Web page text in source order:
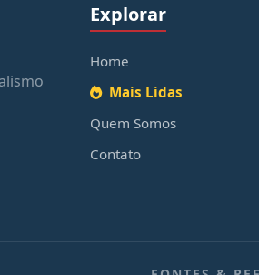
Explorar
Home
Mais Lidas
Quem Somos
Contato